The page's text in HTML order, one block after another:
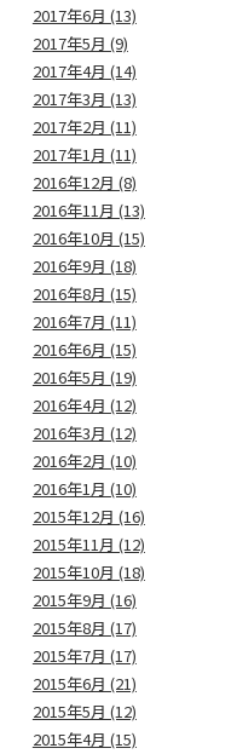
2017年6月 (13)
2017年5月 (9)
2017年4月 (14)
2017年3月 (13)
2017年2月 (11)
2017年1月 (11)
2016年12月 (8)
2016年11月 (13)
2016年10月 (15)
2016年9月 (18)
2016年8月 (15)
2016年7月 (11)
2016年6月 (15)
2016年5月 (19)
2016年4月 (12)
2016年3月 (12)
2016年2月 (10)
2016年1月 (10)
2015年12月 (16)
2015年11月 (12)
2015年10月 (18)
2015年9月 (16)
2015年8月 (17)
2015年7月 (17)
2015年6月 (21)
2015年5月 (12)
2015年4月 (15)